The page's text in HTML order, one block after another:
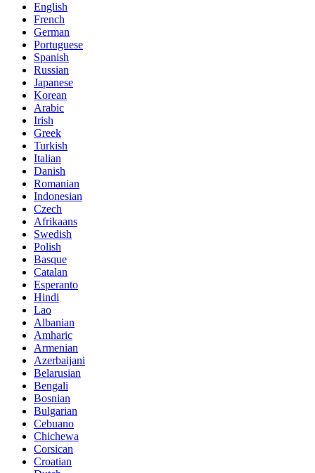
English
French
German
Portuguese
Spanish
Russian
Japanese
Korean
Arabic
Irish
Greek
Turkish
Italian
Danish
Romanian
Indonesian
Czech
Afrikaans
Swedish
Polish
Basque
Catalan
Esperanto
Hindi
Lao
Albanian
Amharic
Armenian
Azerbaijani
Belarusian
Bengali
Bosnian
Bulgarian
Cebuano
Chichewa
Corsican
Croatian